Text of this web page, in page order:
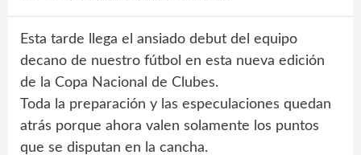
Esta tarde llega el ansiado debut del equipo
decano de nuestro fútbol en esta nueva edición
de la Copa Nacional de Clubes.
Toda la preparación y las especulaciones quedan
atrás porque ahora valen solamente los puntos
que se disputan en la cancha.